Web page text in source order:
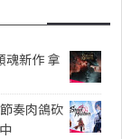
魂新作 拿
奏肉鴿砍